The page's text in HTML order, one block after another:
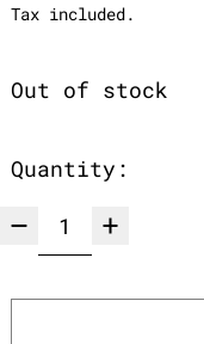
Tax included.
Out of stock
Quantity: